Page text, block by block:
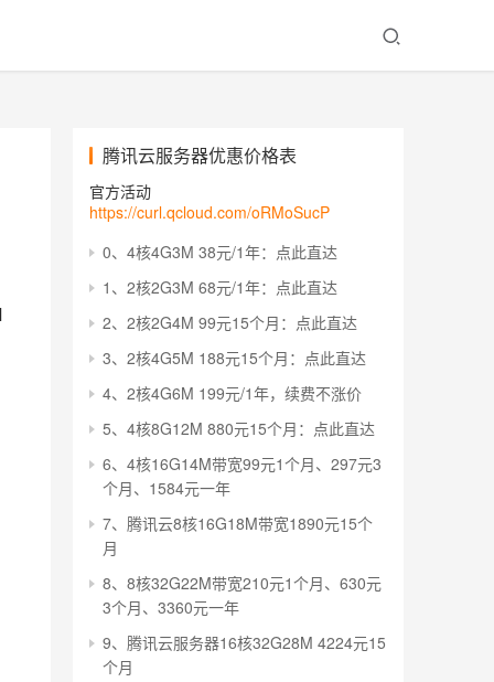
腾讯云服务器优惠价格表
官方活动
https://curl.qcloud.com/oRMoSucP
0、4核4G3M 38元/1年：点此直达
1、2核2G3M 68元/1年：点此直达
2、2核2G4M 99元15个月：点此直达
3、2核4G5M 188元15个月：点此直达
4、2核4G6M 199元/1年，续费不涨价
5、4核8G12M 880元15个月：点此直达
6、4核16G14M带宽99元1个月、297元3
个月、1584元一年
7、腾讯云8核16G18M带宽1890元15个
月
8、8核32G22M带宽210元1个月、630元
3个月、3360元一年
9、腾讯云服务器16核32G28M 4224元15
个月